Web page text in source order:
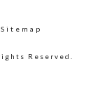
Sitemap
Reserved.